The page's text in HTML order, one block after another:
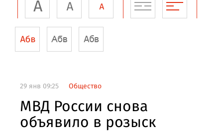
29 янв 09:25 Общество
МВД России снова
объявило в розыск